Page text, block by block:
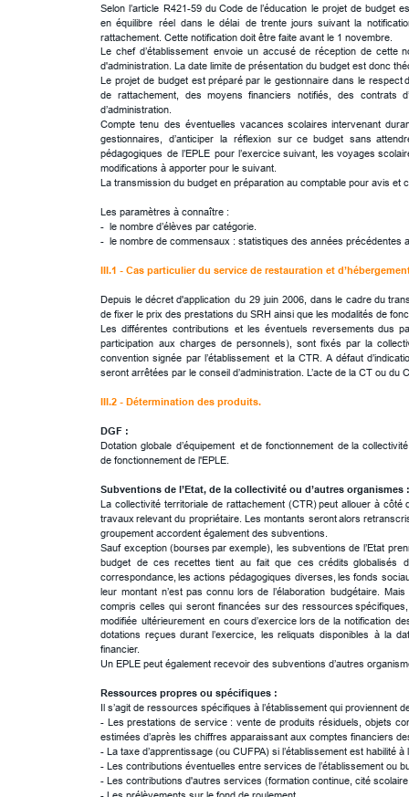
Selon l’article R421-59 du Code de l’éducation le projet de budget
en équilibre réel dans le délai de trente jours suivant la
rattachement. Cette notification doit être faite avant le 1 novembre.
Le chef d’établissement envoie un accusé de réception de cette
d'administration. La date limite de présentation du budget est donc
Le projet de budget est préparé par le gestionnaire dans le respect
de rattachement, des moyens financiers notifiés, des contrats
d’administration.
Compte tenu des éventuelles vacances scolaires intervenant
gestionnaires, d’anticiper la réflexion sur ce budget sans
pédagogiques de l’EPLE pour l’exercice suivant, les voyages
modifications à apporter pour le suivant.
La transmission du budget en préparation au comptable pour avis et
Les paramètres à connaître :
-  le nombre d’élèves par catégorie.
-  le nombre de commensaux : statistiques des années précédentes
III.1 - Cas particulier du service de restauration et
Depuis le décret d'application du 29 juin 2006, dans le cadre du
de fixer le prix des prestations du SRH ainsi que les modalités de
Les différentes contributions et les éventuels reversements dus
participation aux charges de personnels), sont fixés par la
convention signée par l’établissement et la CTR. A défaut
seront arrêtées par le conseil d’administration. L’acte de la CT ou
III.2 - Détermination des produits.
DGF :
Dotation globale d’équipement et de fonctionnement de la collectivité
de fonctionnement de l'EPLE.
Subventions de l’Etat, de la collectivité ou d’autres organismes :
La collectivité territoriale de rattachement (CTR)peut allouer à côté
travaux relevant du propriétaire. Les montants serontalors
groupement accordent également des subventions.
Sauf exception (bourses par exemple), les subventions de l’Etat
budget de ces recettes tient au fait que ces crédits globalisés
correspondance, les actions pédagogiques diverses, les fonds
leur montant n’est pas connu lors de l’élaboration budgétaire. Mais
compris celles qui seront financées sur des ressources spécifiques,
modifiée ultérieurement en cours d’exercice lors de la notification
dotations reçues durant l’exercice, les reliquats disponibles à la
financier.
Un EPLE peut également recevoir des subventions d’autres
Ressources propres ou spécifiques :
Il s’agit de ressources spécifiques à l’établissement qui
- Les prestations de service : vente de produits résiduels, objets
estimées d’après les chiffres apparaissant aux comptes financiers
- La taxe d’apprentissage (ou CUFPA) si l’établissement est habilité à
- Les contributions éventuelles entre services de l’établissement ou
- Les contributions d'autres services (formation continue, cité